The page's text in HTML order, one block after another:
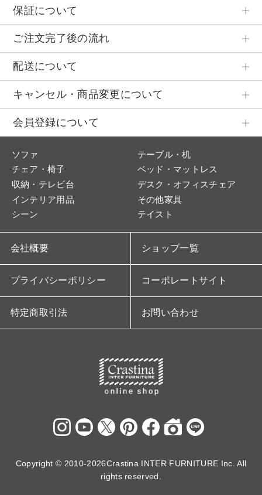
保証について
ご注文完了後の流れ
配送について
キャンセル・商品変更について
会員登録について
会社概要 ショップ一覧
プライバシーポリシー コーポレートサイト
特定商取引法 お問い合わせ
ソファ
テーブル・机
チェア・椅子
ベッド・マットレス
収納・テレビ台
デスク・オフィスチェア
インテリア用品
その他家具
シーン
テイスト
Copyright © 2010-2026Crastina INTER FURNITURE Inc. All
rights reserved.